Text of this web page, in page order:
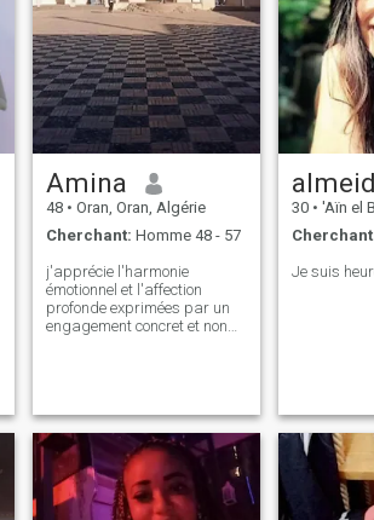
Amina
48 • Oran, Oran, Algérie
Cherchant: Homme 48 - 57
j'apprécie l'harmonie
émotionnel et l'affection
profonde exprimées par un
engagement concret et non
attentionné et d'un esprit
organisé.
30 • 'Aïn el
Je suis